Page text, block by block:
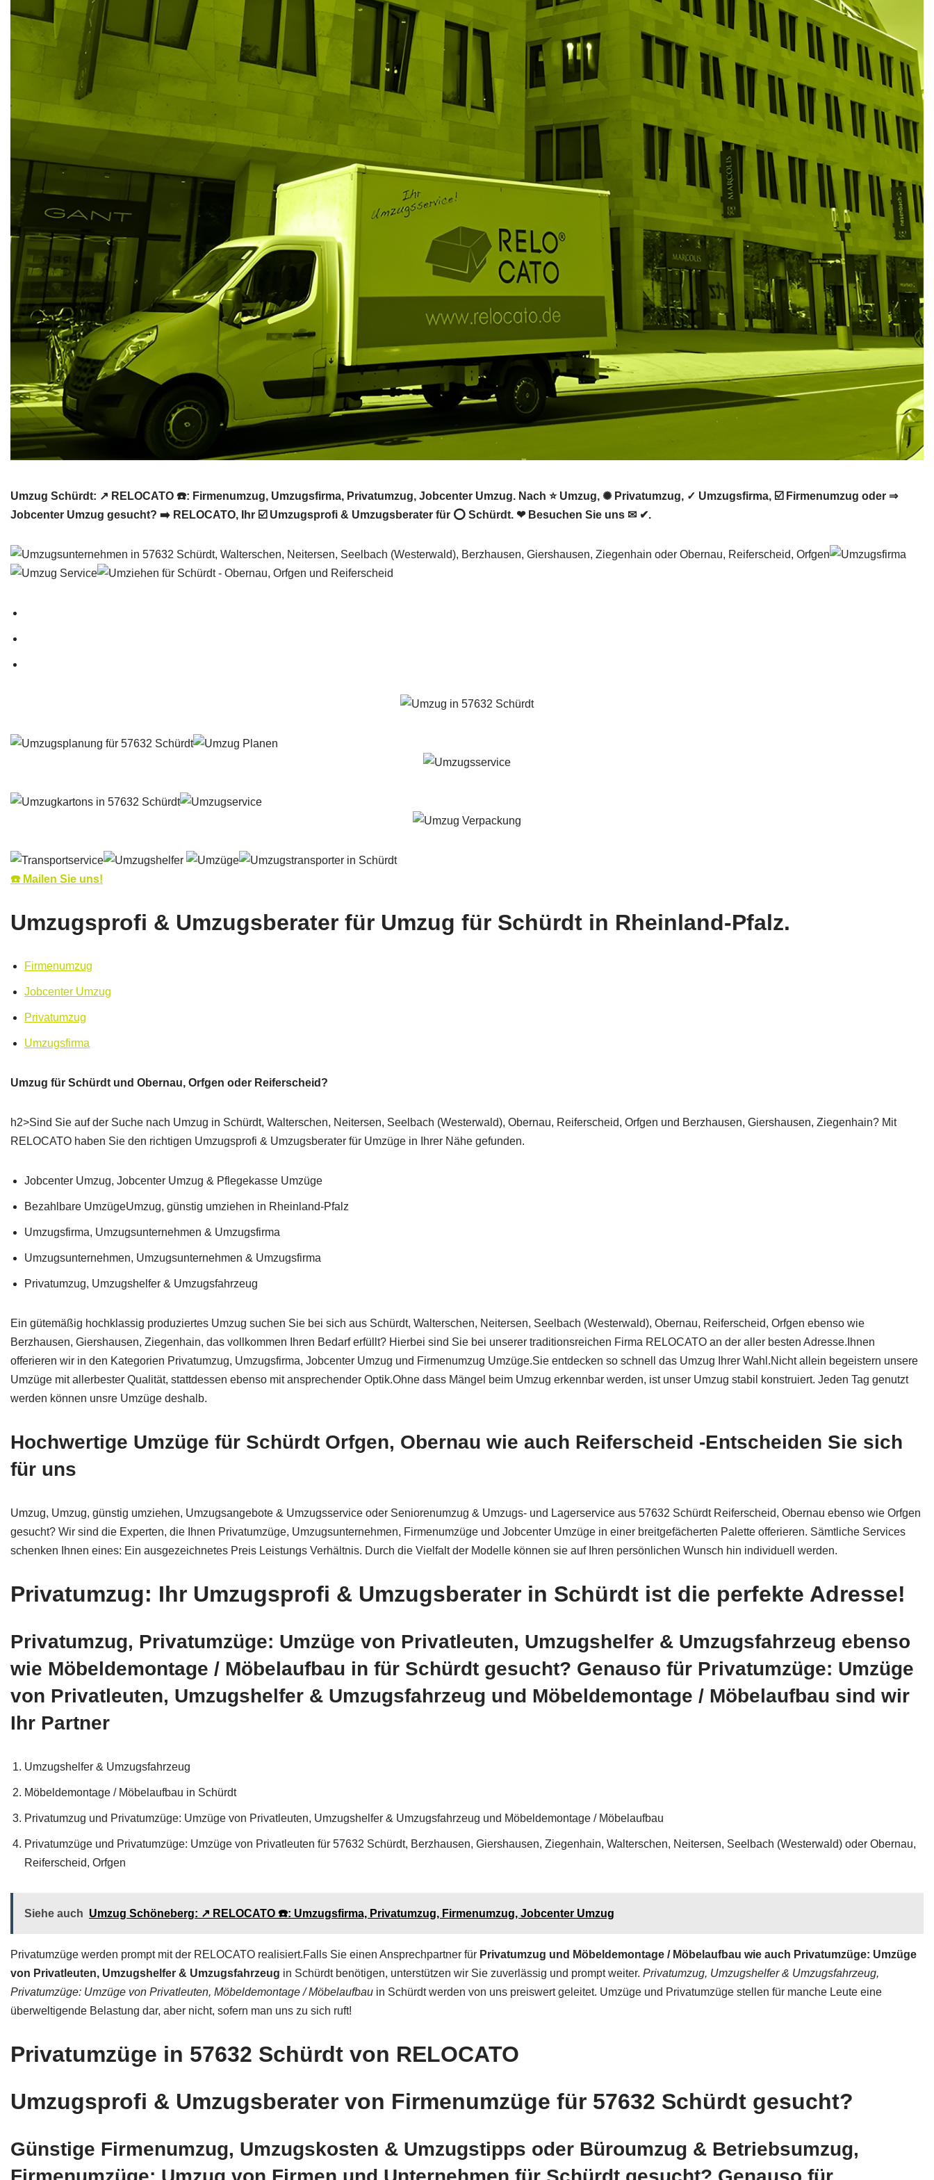
Umzug Schürdt: ↗️ RELOCATO ☎️: Firmenumzug, Umzugsfirma, Privatumzug, Jobcenter Umzug. Nach ⭐ Umzug, ✺ Privatumzug, ✓ Umzugsfirma, ☑️ Firmenumzug oder ⇒
Jobcenter Umzug gesucht? ➡️ RELOCATO, Ihr ☑️ Umzugsprofi & Umzugsberater für ⭕ Schürdt. ❤ Besuchen Sie uns ✉ ✔.
☎️ Mailen Sie uns!
Umzugsprofi & Umzugsberater für Umzug für Schürdt in Rheinland-Pfalz.
Firmenumzug
Jobcenter Umzug
Privatumzug
Umzugsfirma
Umzug für Schürdt und Obernau, Orfgen oder Reiferscheid?
h2>Sind Sie auf der Suche nach Umzug in Schürdt, Walterschen, Neitersen, Seelbach (Westerwald), Obernau, Reiferscheid, Orfgen und Berzhausen, Giershausen, Ziegenhain? Mit
RELOCATO haben Sie den richtigen Umzugsprofi & Umzugsberater für Umzüge in Ihrer Nähe gefunden.
Jobcenter Umzug, Jobcenter Umzug & Pflegekasse Umzüge
Bezahlbare UmzügeUmzug, günstig umziehen in Rheinland-Pfalz
Umzugsfirma, Umzugsunternehmen & Umzugsfirma
Umzugsunternehmen, Umzugsunternehmen & Umzugsfirma
Privatumzug, Umzugshelfer & Umzugsfahrzeug
Ein gütemäßig hochklassig produziertes Umzug suchen Sie bei sich aus Schürdt, Walterschen, Neitersen, Seelbach (Westerwald), Obernau, Reiferscheid, Orfgen ebenso wie
Berzhausen, Giershausen, Ziegenhain, das vollkommen Ihren Bedarf erfüllt? Hierbei sind Sie bei unserer traditionsreichen Firma RELOCATO an der aller besten Adresse.Ihnen
offerieren wir in den Kategorien Privatumzug, Umzugsfirma, Jobcenter Umzug und Firmenumzug Umzüge.Sie entdecken so schnell das Umzug Ihrer Wahl.Nicht allein begeistern unsere
Umzüge mit allerbester Qualität, stattdessen ebenso mit ansprechender Optik.Ohne dass Mängel beim Umzug erkennbar werden, ist unser Umzug stabil konstruiert. Jeden Tag genutzt
werden können unsre Umzüge deshalb.
Hochwertige Umzüge für Schürdt Orfgen, Obernau wie auch Reiferscheid -Entscheiden Sie sich
für uns
Umzug, Umzug, günstig umziehen, Umzugsangebote & Umzugsservice oder Seniorenumzug & Umzugs- und Lagerservice aus 57632 Schürdt Reiferscheid, Obernau ebenso wie Orfgen
gesucht? Wir sind die Experten, die Ihnen Privatumzüge, Umzugsunternehmen, Firmenumzüge und Jobcenter Umzüge in einer breitgefächerten Palette offerieren. Sämtliche Services
schenken Ihnen eines: Ein ausgezeichnetes Preis Leistungs Verhältnis. Durch die Vielfalt der Modelle können sie auf Ihren persönlichen Wunsch hin individuell werden.
Privatumzug: Ihr Umzugsprofi & Umzugsberater in Schürdt ist die perfekte Adresse!
Privatumzug, Privatumzüge: Umzüge von Privatleuten, Umzugshelfer & Umzugsfahrzeug ebenso
wie Möbeldemontage / Möbelaufbau in für Schürdt gesucht? Genauso für Privatumzüge: Umzüge
von Privatleuten, Umzugshelfer & Umzugsfahrzeug und Möbeldemontage / Möbelaufbau sind wir
Ihr Partner
Umzugshelfer & Umzugsfahrzeug
Möbeldemontage / Möbelaufbau in Schürdt
Privatumzug und Privatumzüge: Umzüge von Privatleuten, Umzugshelfer & Umzugsfahrzeug und Möbeldemontage / Möbelaufbau
Privatumzüge und Privatumzüge: Umzüge von Privatleuten für 57632 Schürdt, Berzhausen, Giershausen, Ziegenhain, Walterschen, Neitersen, Seelbach (Westerwald) oder Obernau,
Reiferscheid, Orfgen
Siehe auch Umzug Schöneberg: ↗️ RELOCATO ☎️: Umzugsfirma, Privatumzug, Firmenumzug, Jobcenter Umzug
Privatumzüge werden prompt mit der RELOCATO realisiert.Falls Sie einen Ansprechpartner für Privatumzug und Möbeldemontage / Möbelaufbau wie auch Privatumzüge: Umzüge
von Privatleuten, Umzugshelfer & Umzugsfahrzeug in Schürdt benötigen, unterstützen wir Sie zuverlässig und prompt weiter. Privatumzug, Umzugshelfer & Umzugsfahrzeug,
Privatumzüge: Umzüge von Privatleuten, Möbeldemontage / Möbelaufbau in Schürdt werden von uns preiswert geleitet. Umzüge und Privatumzüge stellen für manche Leute eine
überweltigende Belastung dar, aber nicht, sofern man uns zu sich ruft!
Privatumzüge in 57632 Schürdt von RELOCATO
Umzugsprofi & Umzugsberater von Firmenumzüge für 57632 Schürdt gesucht?
Günstige Firmenumzug, Umzugskosten & Umzugstipps oder Büroumzug & Betriebsumzug,